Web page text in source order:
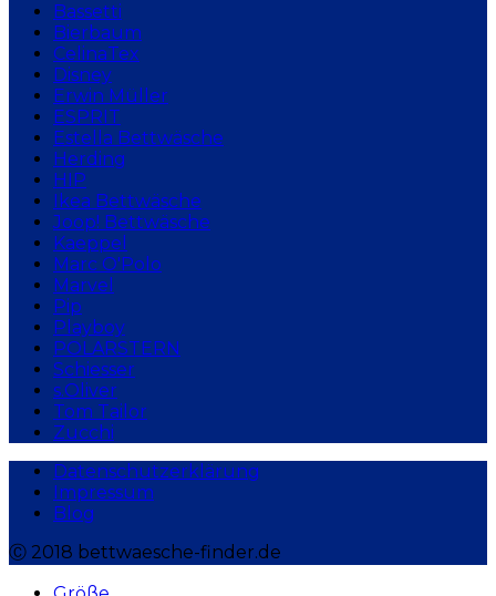
Bassetti
Bierbaum
CelinaTex
Disney
Erwin Müller
ESPRIT
Estella Bettwäsche
Herding
HIP
Ikea Bettwäsche
Joop! Bettwäsche
Kaeppel
Marc O'Polo
Marvel
Pip
Playboy
POLARSTERN
Schiesser
s.Oliver
Tom Tailor
Zucchi
Datenschutzerklärung
Impressum
Blog
Ⓒ 2018 bettwaesche-finder.de